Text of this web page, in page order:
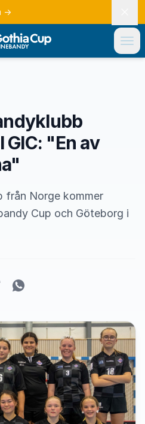
→
"En av
från Norge kommer
Cup och Göteborg i